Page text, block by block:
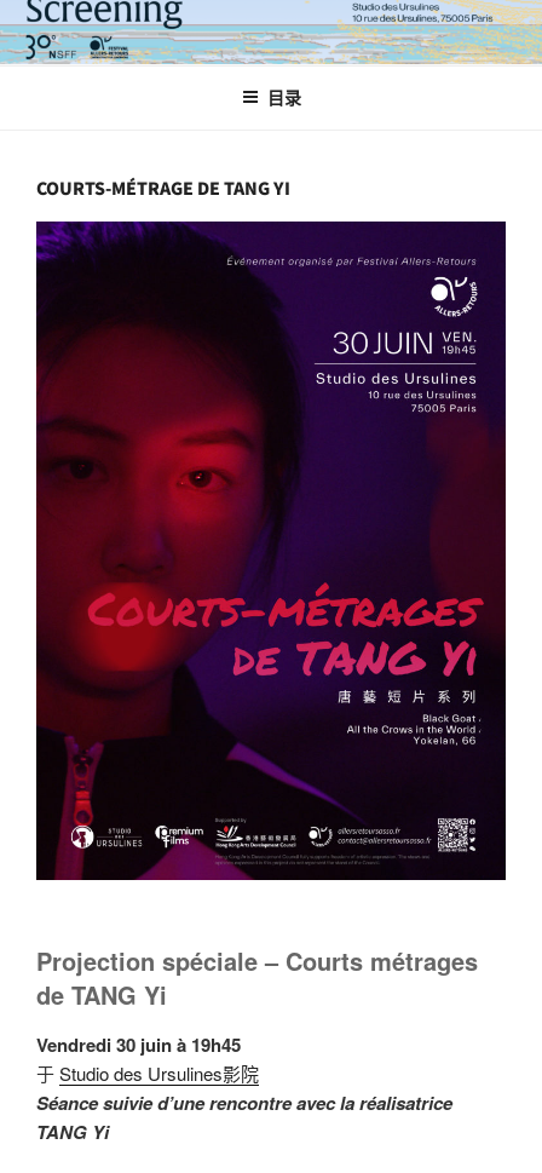
至
内
目录
COURTS-MÉTRAGE DE TANG YI
Projection spéciale – Courts métrages
de TANG Yi
Vendredi 30 juin à 19h45
于Studio des Ursulines影院
Séance suivie d’une rencontre avec la réalisatrice
TANG Yi